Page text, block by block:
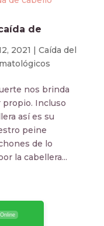
de
2021 | Caída del
nos brinda
propio. Incluso
así es su
peine
de lo
la cabellera...
Online